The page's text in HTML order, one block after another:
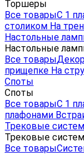
Торшеры
Все товарыС 1
столиком На
Настольные
Настольные
Все товары
прищепке На
Споты
Споты
Все товарыС 1
плафонами
Трековые
Трековые
Все товары